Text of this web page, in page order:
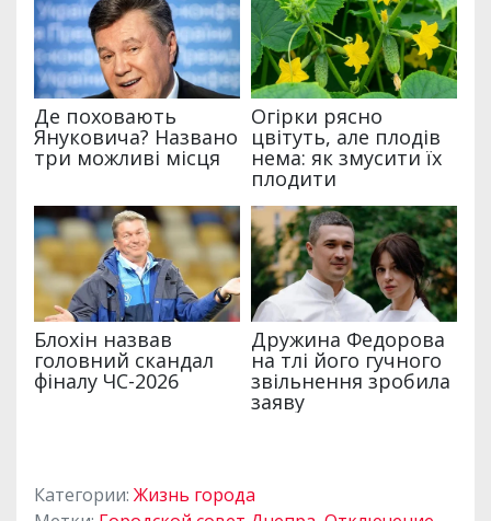
Категории: Жизнь города